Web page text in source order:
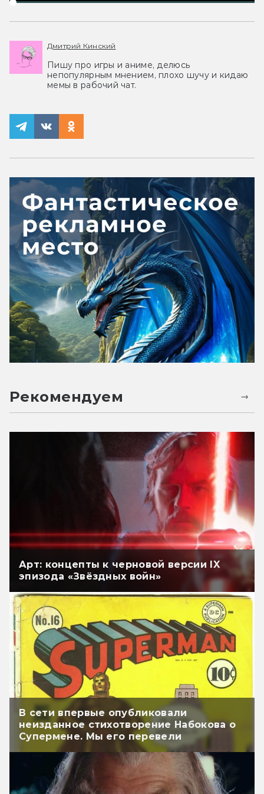
Дмитрий Кинский
Пишу про игры и аниме, делюсь
непопулярным мнением, плохо шучу и кидаю
мемы в рабочий чат.
Рекомендуем
Арт: концепты к черновой версии IX
эпизода «Звёздных войн»
В сети впервые опубликовали
неизданное стихотворение Набокова о
Супермене. Мы его перевели